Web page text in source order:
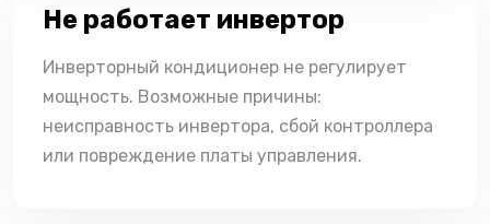
Не работает инвертор
Инверторный кондиционер не регулирует
мощность. Возможные причины:
неисправность инвертора, сбой контроллера
или повреждение платы управления.